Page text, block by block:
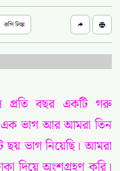
কপি লিঙ্ক
প্রতি বছর একটি গরু
এক ভাগ আর আমরা তিন
ভাগ নিয়েছি। আমরা
দিয়ে অংশগ্রহণ করি।